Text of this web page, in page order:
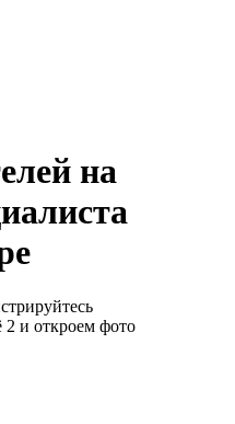
на
и откроем фото